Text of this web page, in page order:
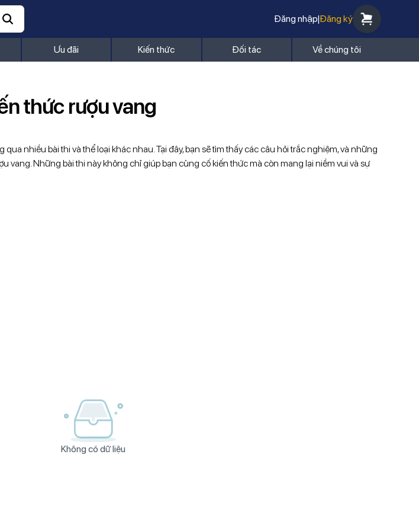
Đăng nhập|Đăng ký
Ưu đãi Kiến thức Đối tác Về chúng tôi
thức rượu vang
nhiều bài thi và thể loại khác nhau. Tại đây, bạn sẽ tìm thấy các câu hỏi trắc nghiệm, và những
vang. Những bài thi này không chỉ giúp bạn củng cố kiến thức mà còn mang lại niềm vui và sự
Không có dữ liệu